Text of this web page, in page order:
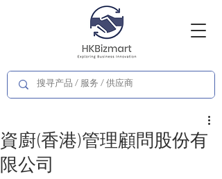
資廚(香港)管理顧問股份有
限公司